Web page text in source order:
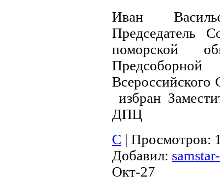
Иван
Председатель
поморской
избран
ДПЦ
С | Просмотров:
Добавил:
Окт-27